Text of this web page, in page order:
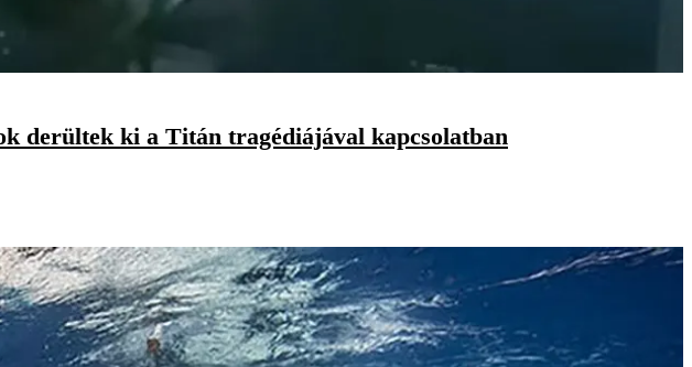
derültek ki a Titán tragédiájával kapcsolatban